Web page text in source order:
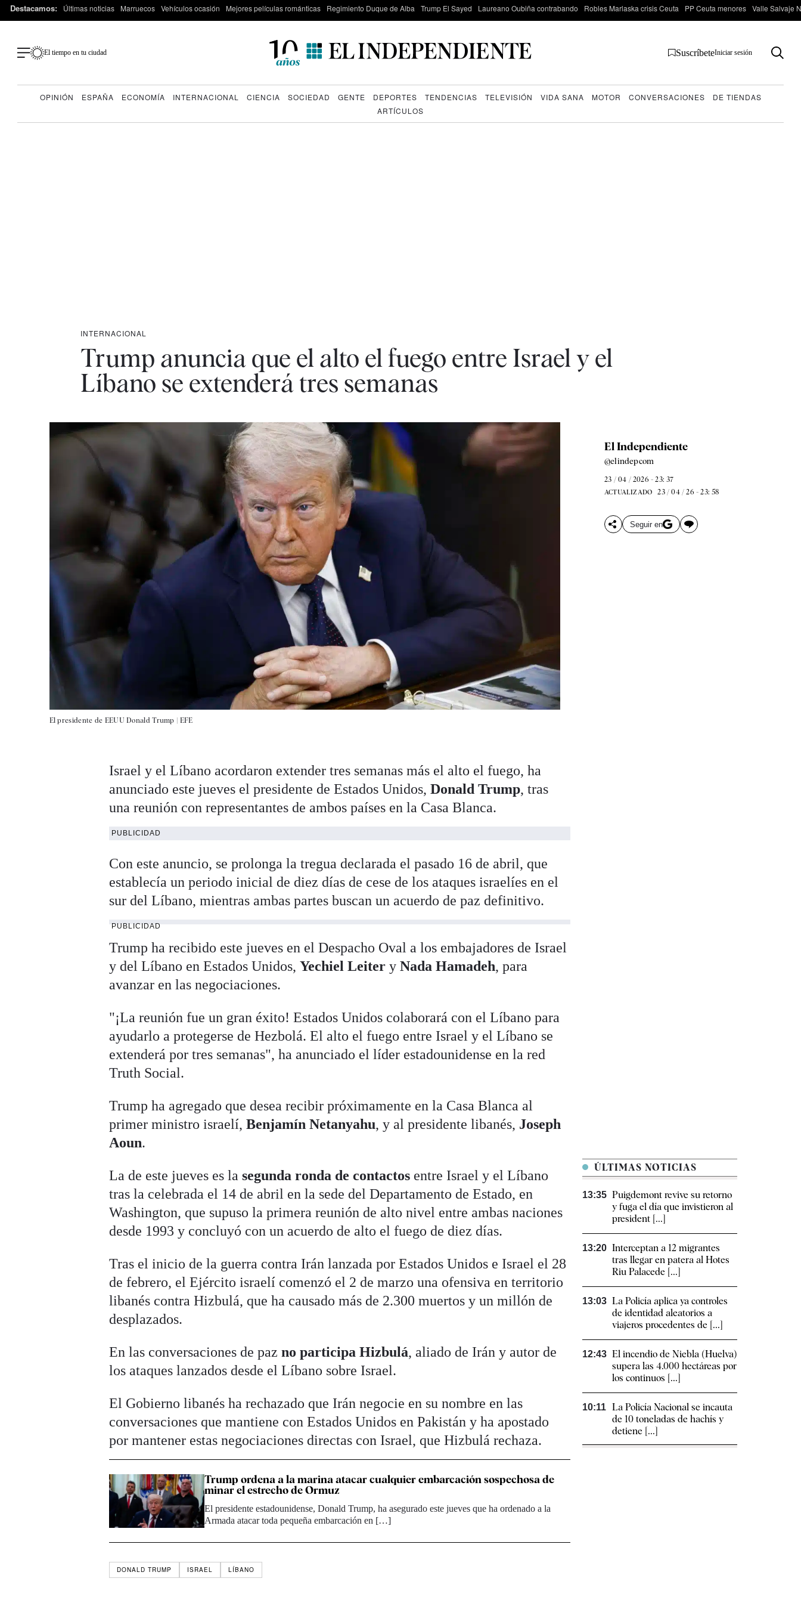
Destacamos: Últimas noticias Marruecos Vehículos ocasión Mejores películas románticas Regimiento Duque de Alba Trump El Sayed Laureano Oubiña contrabando Robles Marlaska crisis Ceuta PP Ceuta menores Valle Salvaje
El tiempo en tu ciudad SuscríbeteIniciar sesión
OPINIÓN ESPAÑA ECONOMÍA INTERNACIONAL CIENCIA SOCIEDAD GENTE DEPORTES TENDENCIAS TELEVISIÓN VIDA SANA MOTOR CONVERSACIONES
DE TIENDAS
ARTÍCULOS
INTERNACIONAL
Trump anuncia que el alto el fuego entre Israel y el
Líbano se extenderá tres semanas
El presidente de EEUU Donald Trump | EFE
El Independiente
@elindepcom
23 / 04 / 2026 - 23: 37
ACTUALIZADO 23 / 04 / 26 - 23: 58
Seguir en
Israel y el Líbano acordaron extender tres semanas más el alto el fuego, ha
anunciado este jueves el presidente de Estados Unidos,Donald Trump, tras
una reunión con representantes de ambos países en la Casa Blanca.
PUBLICIDAD
Con este anuncio, se prolonga la tregua declarada el pasado 16 de abril, que
establecía un periodo inicial de diez días de cese de los ataques israelíes en el
sur del Líbano, mientras ambas partes buscan un acuerdo de paz definitivo.
PUBLICIDAD
Trump ha recibido este jueves en el Despacho Oval a los embajadores de Israel
y del Líbano en Estados Unidos,Yechiel Leiter y Nada Hamadeh, para
avanzar en las negociaciones.
"¡La reunión fue un gran éxito! Estados Unidos colaborará con el Líbano para
ayudarlo a protegerse de Hezbolá. El alto el fuego entre Israel y el Líbano se
extenderá por tres semanas", ha anunciado el líder estadounidense en la red
Truth Social.
Trump ha agregado que desea recibir próximamente en la Casa Blanca al
primer ministro israelí,Benjamín Netanyahu, y al presidente libanés, Joseph
Aoun.
La de este jueves es la segunda ronda de contactos entre Israel y el Líbano
tras la celebrada el 14 de abril en la sede del Departamento de Estado, en
Washington, que supuso la primera reunión de alto nivel entre ambas naciones
desde 1993 y concluyó con un acuerdo de alto el fuego de diez días.
Tras el inicio de la guerra contra Irán lanzada por Estados Unidos e Israel el 28
de febrero, el Ejército israelí comenzó el 2 de marzo una ofensiva en territorio
libanés contra Hizbulá, que ha causado más de 2.300 muertos y un millón de
desplazados.
En las conversaciones de pazno participa Hizbulá, aliado de Irán y autor de
los ataques lanzados desde el Líbano sobre Israel.
El Gobierno libanés ha rechazado que Irán negocie en su nombre en las
conversaciones que mantiene con Estados Unidos en Pakistán y ha apostado
por mantener estas negociaciones directas con Israel, que Hizbulá rechaza.
Trump ordena a la marina atacar cualquier embarcación sospechosa de
minar el estrecho de Ormuz
El presidente estadounidense, Donald Trump, ha asegurado este jueves que ha ordenado a la
Armada atacar toda pequeña embarcación en […]
DONALD TRUMP ISRAEL LÍBANO
ÚLTIMAS NOTICIAS
13:35 Puigdemont revive su retorno
y fuga el día que invistieron al
president [...]
13:20 Interceptan a 12 migrantes
tras llegar en patera al Hotes
Riu Palacede [...]
13:03 La Policía aplica ya controles
de identidad aleatorios a
viajeros procedentes de [...]
12:43 El incendio de Niebla (Huelva)
supera las 4.000 hectáreas por
los continuos [...]
10:11 La Policía Nacional se incauta
de 10 toneladas de hachís y
detiene [...]